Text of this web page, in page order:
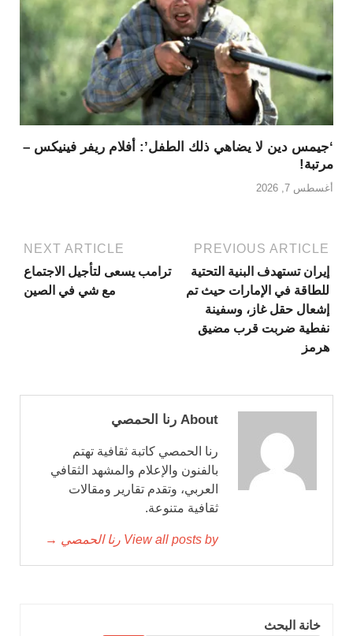
‘جيمس دين لا يضاهي ذلك الطفل’: أفلام ريفر فينيكس –
مرتبة!
أغسطس 7, 2026
PREVIOUS ARTICLE
إيران تستهدف البنية التحتية
للطاقة في الإمارات حيث تم
إشعال حقل غاز، وسفينة
نفطية ضربت قرب مضيق
هرمز
NEXT ARTICLE
ترامب يسعى لتأجيل الاجتماع
مع شي في الصين
About رنا الحمصي
رنا الحمصي كاتبة ثقافية تهتم
بالفنون والإعلام والمشهد الثقافي
العربي، وتقدم تقارير ومقالات
ثقافية متنوعة.
View all posts by رنا الحمصي →
خانة البحث